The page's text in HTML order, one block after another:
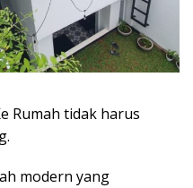
Rumah tidak harus
modern yang